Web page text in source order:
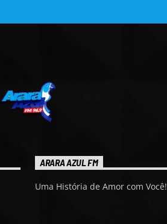
ARARA AZUL FM
Uma História de Amor com Você!